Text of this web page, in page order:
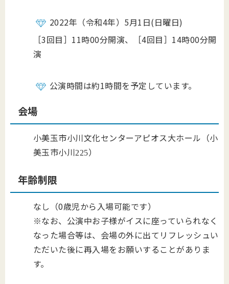
2022年（令和4年）5月1日(日曜日)
［3回目］11時00分開演、
［4回目］14時00分開
演
公演時間は約1時間を予定しています。
会場
小美玉市小川文化センターアピオス大ホール（小
美玉市小川225）
年齢制限
なし（0歳児から入場可能です）
※なお、公演中お子様がイスに座っていられなく
なった場合等は、会場の外に出てリフレッシュい
ただいた後に再入場をお願いすることがありま
す。